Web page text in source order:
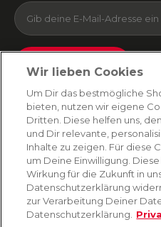
Absenden
Du kannst dich jederzeit von unserem
du unseren E-Mail-Bedingungenund
AMORANA
MARKEN
Wir lieben Cookies
Um Dir das bestmögliche
bieten, nutzen wir eigene
Dritten. Diese helfen uns,
und Dir relevante,
Inhalte zu zeigen. Für diese
um Deine Einwilligung.
Wirkung für die Zukunft in
Datenschutzerklärung
zur Verarbeitung Deiner
Datenschutzerklärung.